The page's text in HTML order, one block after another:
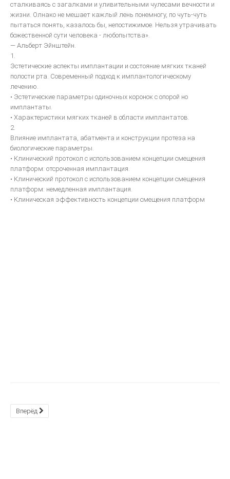
сталкиваясь с загалками и уливительными чулесами вечности и
жизни. Олнако не мешает кажлый лень понемногу, по чуть-чуть
пытаться понять, казалось бы, непостижимое. Нельзя утрачивать
божественной сути человека - любопытства».
— Альберт Эйнштейн.
1.
Эстетические аспекты имплантации и состояние мягких тканей
полости рта. Современный подход к имплантологическому
лечению.
• Эстетические параметры одиночных коронок с опорой но
имплантаты.
• Характеристики мягких тканей в области имплантатов.
2.
Влияние имплантата, абатмента и конструкции протеза на
биологические параметры.
• Клинический протокол с использованием концепции смещения
платформ: отсроченная имплантация.
• Клинический протокол с использованием концепции смещения
платформ: немедленная имплантация.
• Клиническая эффективность концепции смещения платформ
Вперёд